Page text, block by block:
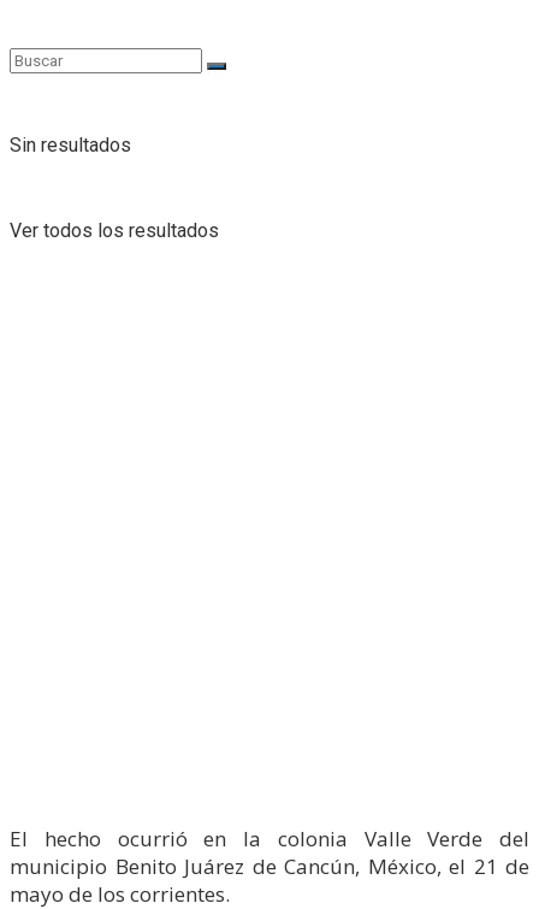
Sin resultados
Ver todos los resultados
El hecho ocurrió en la colonia Valle Verde del
municipio Benito Juárez de Cancún, México, el 21 de
mayo de los corrientes.